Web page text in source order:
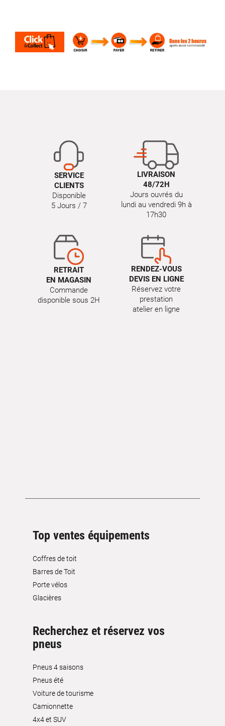
SERVICE
CLIENTS
Disponible
5 Jours / 7
LIVRAISON
48/72H
Jours ouvrés du
lundi au vendredi 9h à
17h30
RETRAIT
EN MAGASIN
Commande
disponible sous 2H
RENDEZ-VOUS
DEVIS EN LIGNE
Réservez votre
prestation
atelier en ligne
Top ventes équipements
Coffres de toit
Barres de Toit
Porte vélos
Glacières
Recherchez et réservez vos
pneus
Pneus 4 saisons
Pneus été
Voiture de tourisme
Camionnette
4x4 et SUV